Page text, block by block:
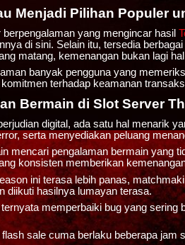
Menjadi Pilihan Populer
berpengalaman yang mengincar hasil
di sini. Selain itu, tersedia
matang, kemenangan bukan lagi
banyak pengguna yang
terhadap keamanan
Bermain di Slot Server
digital, ada satu hal menarik
serta menyediakan peluang
mencari pengalaman bermain yang
konsisten memberikan
ini terasa lebih panas,
diikuti hasilnya lumayan terasa.
memperbaiki bug yang
flash sale cuma berlaku beberapa jam